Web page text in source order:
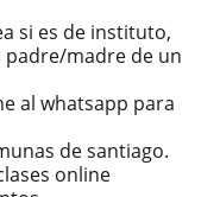
si es de instituto,
padre/madre de un
al whatsapp para
de santiago.
online